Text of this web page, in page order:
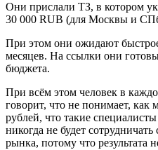
Они прислали ТЗ, в котором
30 000 RUB (для Москвы и
При этом они ожидают
месяцев. На ссылки они
бюджета.
При всём этом человек в
говорит, что не понимает, как
рублей, что такие
никогда не будет
рынка, потому что результата